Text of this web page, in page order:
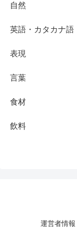
自然
英語・カタカナ語
表現
言葉
食材
飲料
運営者情報